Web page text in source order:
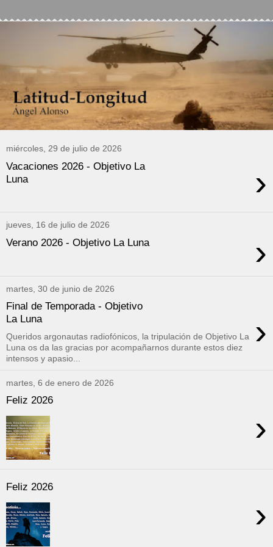
miércoles, 29 de julio de 2026
Vacaciones 2026 - Objetivo La
Luna
›
jueves, 16 de julio de 2026
Verano 2026 - Objetivo La Luna ›
martes, 30 de junio de 2026
Final de Temporada - Objetivo
La Luna
›
Queridos argonautas radiofónicos, la tripulación de Objetivo La
Luna os da las gracias por acompañarnos durante estos diez
intensos y apasio...
martes, 6 de enero de 2026
Feliz 2026
›
Feliz 2026
›